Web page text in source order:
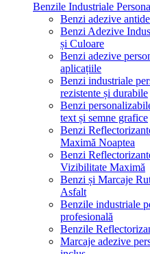
Benzile Industriale
Benzi adezive
Benzi Adezive
și Culoare
Benzi adezive
aplicațiile
Benzi industriale
rezistente și durabile
Benzi
text și semne grafice
Benzi
Maximă Noaptea
Benzi
Vizibilitate Maximă
Benzi și Marcaje
Asfalt
Benzile industriale
profesională
Benzile
Marcaje adezive